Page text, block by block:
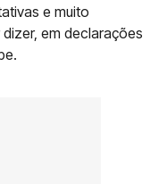
e muito
em declarações